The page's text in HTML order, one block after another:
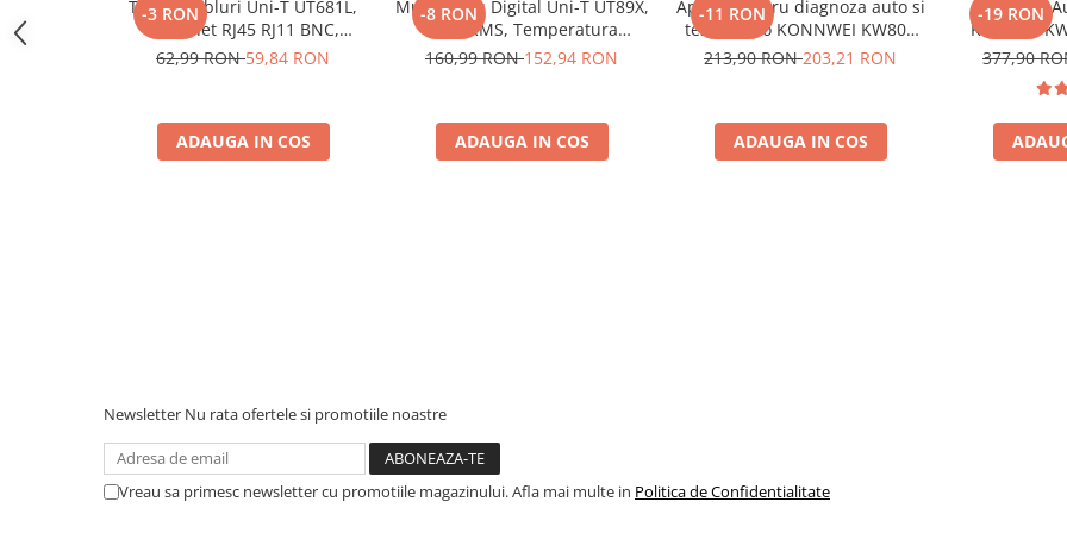
Accesorii
Invertoare Off-grid
Acumulatori Moto
-3 RON
Tester Cabluri Uni-T UT681L,
Ethernet RJ45 RJ11 BNC,
Continuitate, Scurtcircuit,
62,99 RON59,84 RON
ADAUGA IN COS
-8 RON
Multimetru Digital Uni-T UT89X,
True RMS, Temperatura
1000°C, Frecventa, NCV, CAT III
160,99 RON152,94 RON
ADAUGA IN COS
-11 RON
Aparat pentru diagnoza auto si
tester auto KONNWEI KW808
Toate Marcile Dupa 1996
213,90 RON203,21 RON
ADAUGA IN COS
-19 RON
Diagnoza
Konnwei
Tester Auto
Diagnostic
SRS
377,90
Newsletter Nu rata ofertele si promotiile noastre
Vreau sa primesc newsletter cu promotiile magazinului. Afla mai multe in Politica de Confidentialitate